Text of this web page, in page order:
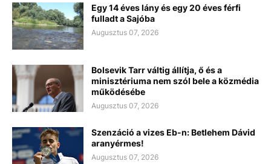
Egy 14 éves lány és egy 20 éves férfi
fulladt a Sajóba
Augusztus 07, 2026
Bolsevik Tarr váltig állítja, ő és a
minisztériuma nem szól bele a közmédia
működésébe
Augusztus 07, 2026
Szenzáció a vizes Eb-n: Betlehem Dávid
aranyérmes!
Augusztus 07, 2026